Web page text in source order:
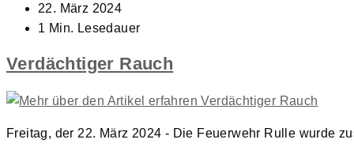
Beitrag
veröffentlicht:
22. März 2024
Lesedauer:
1 Min. Lesedauer
Verdächtiger Rauch
Freitag, der 22. März 2024 - Die Feuerwehr Rulle wurde